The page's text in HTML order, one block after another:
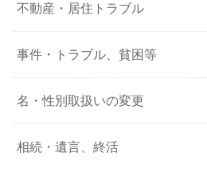
不動産・居住トラブル
事件・トラブル、貧困等
名・性別取扱いの変更
相続・遺言、終活